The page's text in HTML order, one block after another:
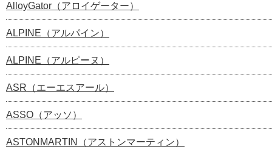
AlloyGator（アロイゲーター）
ALPINE（アルパイン）
ALPINE（アルピーヌ）
ASR（エーエスアール）
ASSO（アッソ）
ASTONMARTIN（アストンマーティン）